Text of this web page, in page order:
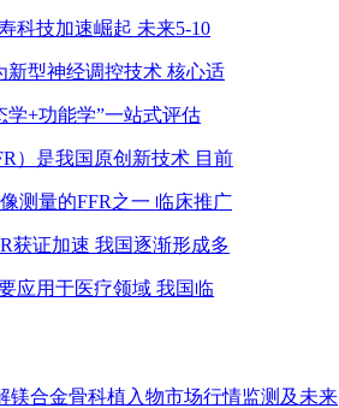
科技加速崛起 未来5-10
新型神经调控技术 核心适
学+功能学”一站式评估
）是我国原创新技术 目前
测量的FFR之一 临床推广
获证加速 我国逐渐形成多
应用于医疗领域 我国临
镁合金骨科植入物市场行情监测及未来